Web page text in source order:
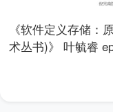
《软件定义存储：
术丛书)》 叶毓睿